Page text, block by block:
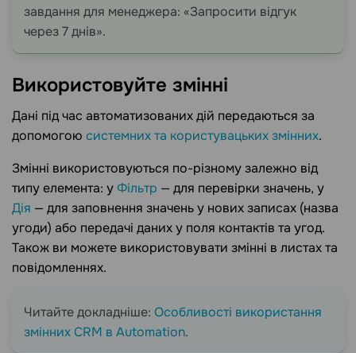
завдання для менеджера: «Запросити відгук
через 7 днів».
Використовуйте змінні
Дані під час автоматизованих дій передаються за
допомогою системних та користувацьких змінних.
Змінні використовуються по-різному залежно від
типу елемента: уФільтр — для перевірки значень, у
Дія — для заповнення значень у нових записах (назва
угоди) або передачі даних у поля контактів та угод.
Також ви можете використовувати змінні в листах та
повідомленнях.
Читайте докладніше: Особливості використання
змінних CRM в Automation.